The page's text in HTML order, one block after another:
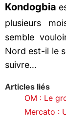
Kondogbia
plusieurs
semble
Nord est-il le
suivre…
Articles liés
OM : Le
Mercato :